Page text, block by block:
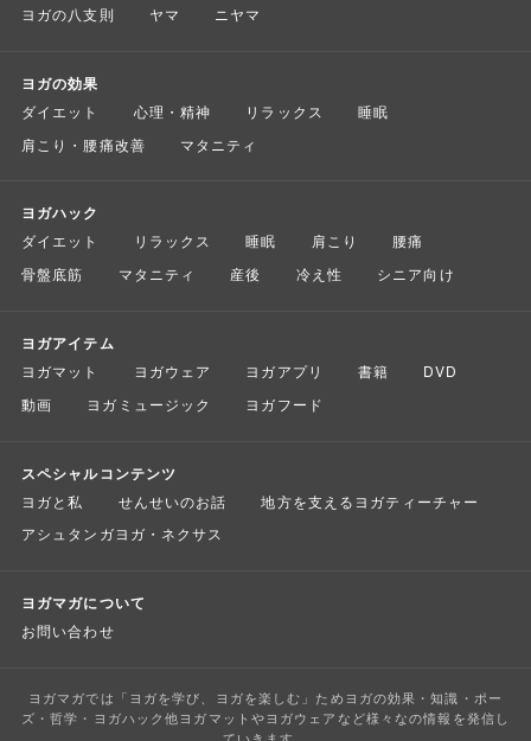
ヨガの八支則 ヤマ ニヤマ
ヨガの効果
ダイエット 心理・精神 リラックス
睡眠
肩こり・腰痛改善
マタニティ
ヨガハック
ダイエット リラックス 睡眠 肩こり
腰痛
骨盤底筋
マタニティ 産後 冷え性 シニア向け
ヨガアイテム
ヨガマット ヨガウェア ヨガアプリ 書籍
DVD
動画
ヨガミュージック ヨガフード
スペシャルコンテンツ
ヨガと私 せんせいのお話
地方を支えるヨガティーチャー
アシュタンガヨガ・ネクサス
ヨガマガについて
お問い合わせ
ヨガマガでは「ヨガを学び、ヨガを楽しむ」ためヨガの効果・知識・ポー
ズ・哲学・ヨガハック他ヨガマットやヨガウェアなど様々なの情報を発信し